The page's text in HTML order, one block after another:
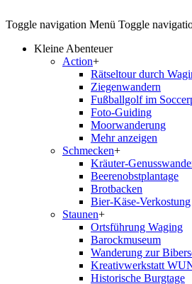
Toggle navigation Menü Toggle
Kleine Abenteuer
Action+
Rätseltour durch
Ziegenwandern
Fußballgolf im
Foto-Guiding
Moorwanderung
Mehr anzeigen
Schmecken+
Kräuter-
Beerenobstplantage
Brotbacken
Bier-Käse-Verkostung
Staunen+
Ortsführung Waging
Barockmuseum
Wanderung zur
Kreativwerkstatt
Historische Burgtage